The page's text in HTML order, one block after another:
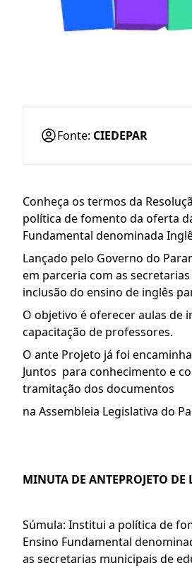
Fonte: CIEDEPAR
Conheça os termos da
política de fomento da oferta
Fundamental denominada
Lançado pelo Governo do
em parceria com as
inclusão do ensino de inglês
O objetivo é oferecer aulas de
capacitação de professores.
O ante Projeto já foi
Juntos para conhecimento e
tramitação dos documentos
na Assembleia Legislativa do
MINUTA DE ANTEPROJETO DE
Súmula: Institui a política de
Ensino Fundamental
as secretarias municipais de